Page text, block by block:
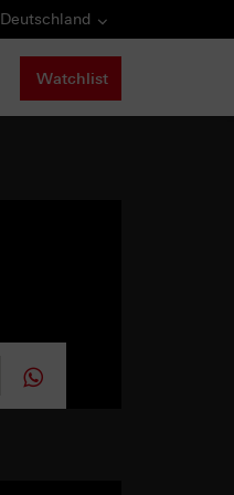
Deutschland
Watchlist